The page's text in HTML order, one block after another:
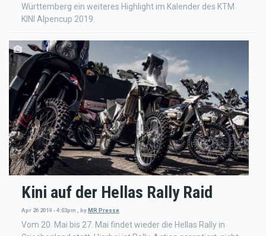
Württemberg ein weiteres Highlight im Kalender des KTM
KINI Alpencup 2019.
Kini auf der Hellas Rally Raid
Apr 26 2019 - 4:03pm byMR Presse
Vom 20. Mai bis 27. Mai findet wieder die Hellas Rally in